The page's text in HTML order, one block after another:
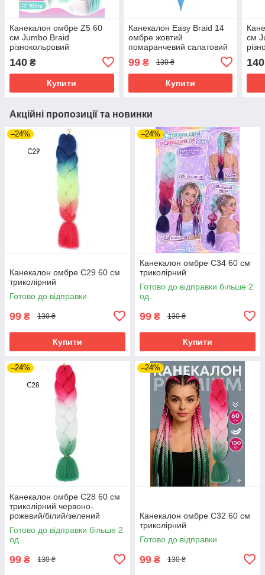
Канекалон омбре Z5 60
см Jumbo Braid
різнокольровий
140 ₴
Купити
Канекалон Easy Braid 14
омбре жовтий
помаранчевий салатовий
99₴ 130 ₴
Купити
см
140
Акційні пропозиції та новинки
–24%
Канекалон омбре C29 60 см
триколірний
Готово до відправки
99 ₴ 130 ₴
Купити
–24%
Канекалон омбре C34 60 см
триколірний
Готово до відправки більше 2
од.
99 ₴ 130 ₴
Купити
–24%
Канекалон омбре C28 60 см
триколірний червоно-
рожевий/білий/зелений
Готово до відправки більше 2
од.
99 ₴ 130 ₴
–24%
Канекалон омбре C32 60 см
триколірний
Готово до відправки
99 ₴ 130 ₴